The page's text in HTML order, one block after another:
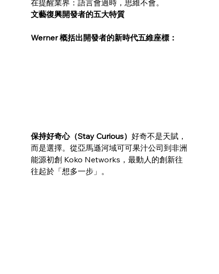
在提醒業界：語言會過時，思維不會。
文藝復興開發者的五大特質
Werner 概括出開發者的新時代五維座標：
保持好奇心（Stay Curious） 好奇不是天賦，
而是選擇。從亞馬遜河域可可果汁公司到非洲
能源初創 Koko Networks，最動人的創新往
往起於「想多一步」。